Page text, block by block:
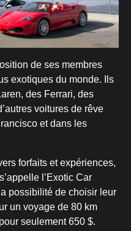
de ses membres
exotiques du monde. Ils
des Ferrari, des
voitures de rêve
et dans les
forfaits et expériences,
l’Exotic Car
possibilité de choisir leur
un voyage de 80 km
seulement 650 $.